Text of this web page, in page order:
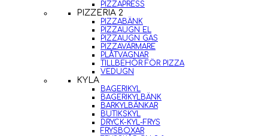
PIZZAPRESS
PIZZERIA 2
PIZZABÄNK
PIZZAUGN EL
PIZZAUGN GAS
PIZZAVÄRMARE
PLÅTVAGNAR
TILLBEHÖR FÖR PIZZA
VEDUGN
KYLA
BAGERIKYL
BAGERIKYLBÄNK
BARKYLBÄNKAR
BUTIKSKYL
DRYCK-KYL-FRYS
FRYSBOXAR